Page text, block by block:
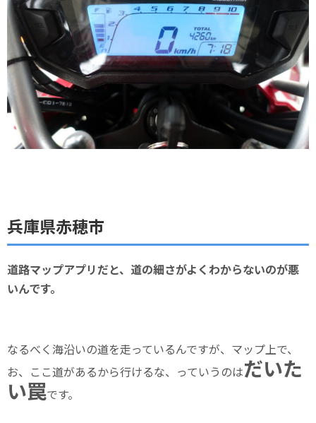
兵庫県赤穂市
道路マップアプリだと、道の細さがよくわからないのが悪
いんです。
なるべく海沿いの道を走っているんですが、マップ上で、
お、ここ道があるから行けるな、っていうのはだいた
い罠です。